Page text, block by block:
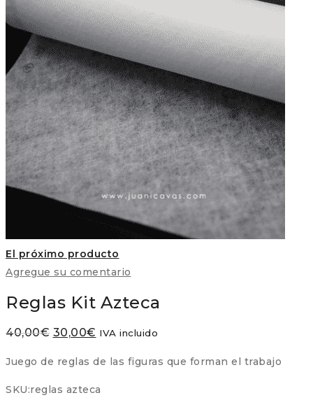
El próximo producto
Agregue su comentario
Reglas Kit Azteca
40,00€ El
original
30,00€ El
actual
IVA incluido
Juego de reglas de las figuras que forman el trabajo
SKU:reglas azteca